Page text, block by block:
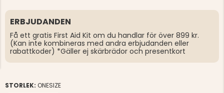
ERBJUDANDEN
Få ett gratis First Aid Kit om du handlar för över 899 kr.
(Kan inte kombineras med andra erbjudanden eller
rabattkoder) *Gäller ej skärbrädor och presentkort
STORLEK: ONESIZE